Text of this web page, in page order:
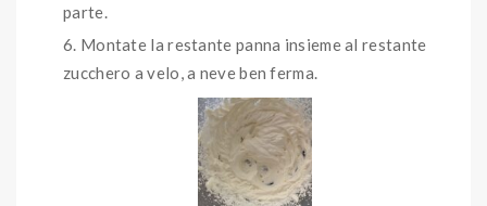
parte.
Montate la restante panna insieme al restante
zucchero a velo, a neve ben ferma.